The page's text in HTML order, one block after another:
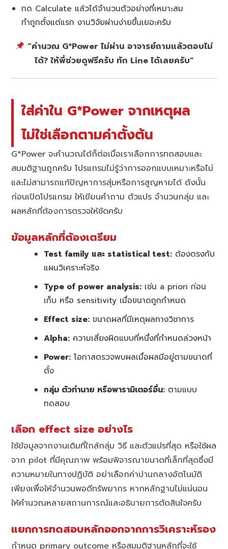
กด Calculate แล้วได้จำนวนตัวอย่างที่เหมาะสม
ทำถูกตั้งแต่แรก งานวิจัยผ่านง่ายขึ้นเยอะครับ
“คำนวณ G*Power ไม่ผ่าน อาจารย์ถามแล้วตอบไม่
ได้? ให้พี่ช่วยดูฟรีครับ ทัก Line ได้เลยครับ”
ใส่ค่าใน G*Power จากเหตุผล
ไม่ใช่เลือกตามค่าตั้งต้น
G*Power จะคำนวณได้ก็ต่อเมื่อเราเลือกการทดสอบและ
สมมติฐานถูกครับ โปรแกรมไม่รู้ว่าการออกแบบเหมาะหรือไม่
และไม่สามารถแก้ปัญหาการสุ่มหรือการสูญหายได้ ดังนั้น
ก่อนเปิดโปรแกรม ให้เขียนคำถาม ตัวแปร จำนวนกลุ่ม และ
ผลหลักที่ต้องการตรวจให้ชัดครับ
ข้อมูลหลักที่ต้องเตรียม
Test family และ statistical test: ต้องตรงกับ
แผนวิเคราะห์จริง
Type of power analysis: เช่น a priori ก่อน
เก็บ หรือ sensitivity เมื่อขนาดถูกกำหนด
Effect size: ขนาดผลที่มีเหตุผลทางวิชาการ
Alpha: ความเสี่ยงผิดแบบที่หนึ่งที่กำหนดล่วงหน้า
Power: โอกาสตรวจพบผลเมื่อผลมีอยู่ตามขนาดที่
ตั้ง
กลุ่ม ตัวทำนาย หรือพารามิเตอร์อื่น: ตามแบบ
ทดสอบ
เลือก effect size อย่างไร
ใช้ข้อมูลจากงานเดิมที่ใกล้กลุ่ม วิธี และตัวแปรที่สุด หรือใช้ผล
จาก pilot ที่มีคุณภาพ พร้อมพิจารณาขนาดที่เล็กที่สุดซึ่งมี
ความหมายในทางปฏิบัติ อย่าเลือกค่าปานกลางอัตโนมัติ
เพียงเพื่อให้จำนวนพอดีทรัพยากร หากหลักฐานไม่แน่นอน
ให้คำนวณหลายสถานการณ์และอธิบายการตัดสินใจครับ
แยกการทดสอบหลักออกจากการวิเคราะห์รอง
กำหนด primary outcome หรือสมมติฐานหลักที่จะใช้